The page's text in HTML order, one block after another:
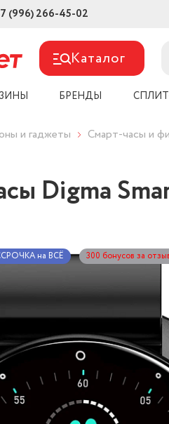
(996) 266-45-02
Каталог
БРЕНДЫ
и гаджеты Смарт-часы и
Digma
на ВСЁ 300 бонусов за